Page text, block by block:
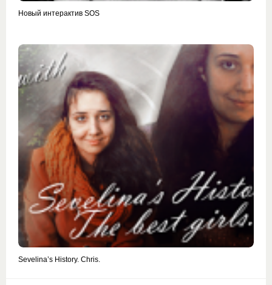
Новый интерактив SOS
Sevelina’s History. Chris.